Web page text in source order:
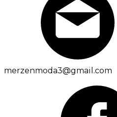
merzenmoda3@gmail.com